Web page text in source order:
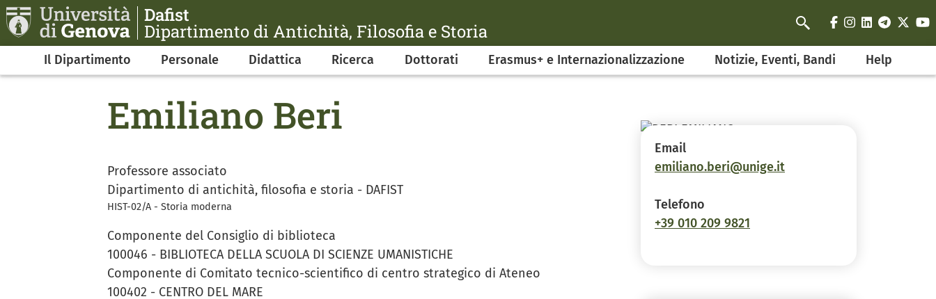
Salta al contenuto principaleDafist
Dipartimento di Antichità, Filosofia e Storia Cerca
facebook
instagram
linkedin
Navigazione principale
Il Dipartimento Personale Didattica Ricerca Dottorati Erasmus+ e Internazionalizzazione Notizie, Eventi, Bandi Help
Emiliano Beri
Professore associato
Dipartimento di antichità, filosofia e storia - DAFIST
HIST-02/A - Storia moderna
Componente del Consiglio di biblioteca
100046 - BIBLIOTECA DELLA SCUOLA DI SCIENZE UMANISTICHE
Componente di Comitato tecnico-scientifico di centro strategico di Ateneo
100402 - CENTRO DEL MARE
Email
emiliano.beri@unige.it
Telefono
+39 010 209 9821